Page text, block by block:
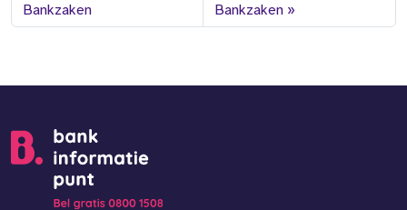
Bankzaken
Bankzaken